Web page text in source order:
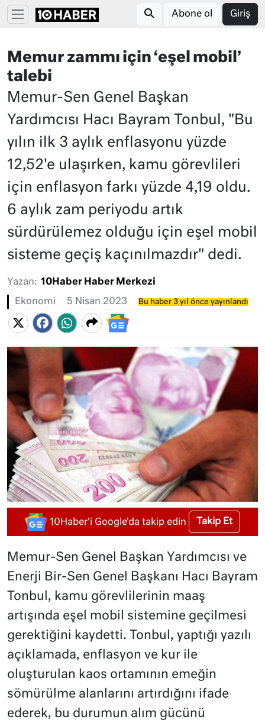
Abone ol Giriş
Memur zammı için ‘eşel mobil’
talebi
Memur-Sen Genel Başkan
Yardımcısı Hacı Bayram Tonbul, "Bu
yılın ilk 3 aylık enflasyonu yüzde
12,52'e ulaşırken, kamu görevlileri
için enflasyon farkı yüzde 4,19 oldu.
6 aylık zam periyodu artık
sürdürülemez olduğu için eşel mobil
sisteme geçiş kaçınılmazdır" dedi.
Yazan: 10Haber Haber Merkezi
Ekonomi 5 Nisan 2023 Bu haber 3 yıl önce yayınlandı
10Haber'i Google'da takip edin Takip Et
Memur-Sen Genel Başkan Yardımcısı ve
Enerji Bir-Sen Genel Başkanı Hacı Bayram
Tonbul, kamu görevlilerinin maaş
artışında eşel mobil sistemine geçilmesi
gerektiğini kaydetti. Tonbul, yaptığı yazılı
açıklamada, enflasyon ve kur ile
oluşturulan kaos ortamının emeğin
sömürülme alanlarını artırdığını ifade
ederek, bu durumun alım gücünü